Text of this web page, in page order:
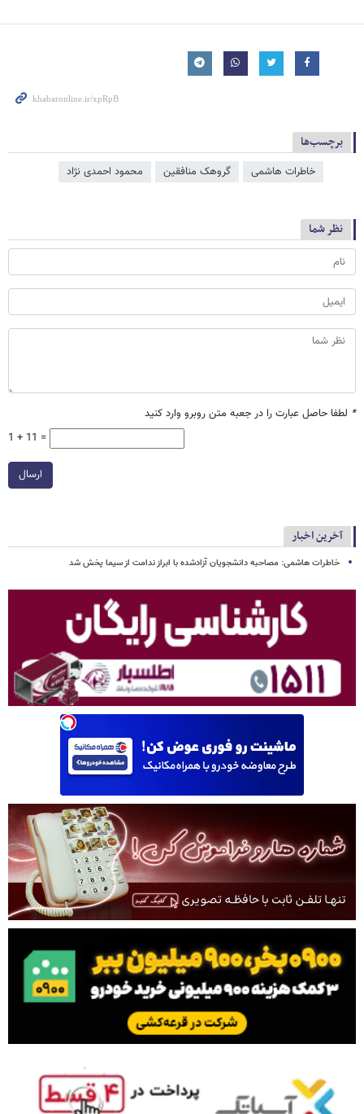
برچسب‌ها
خاطرات هاشمی گروهک منافقین محمود احمدی ‌نژاد
نظر شما
* لطفا حاصل عبارت را در جعبه متن روبرو وارد کنید
1 + 11 =
ارسال
آخرین اخبار
خاطرات هاشمی: مصاحبه دانشجویان آزادشده با ابراز ندامت از سیما پخش شد